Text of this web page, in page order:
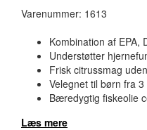
Varenummer: 1613
Kombination af EPA,
Understøtter
Frisk citrussmag
Velegnet til børn fra
Bæredygtig fiskeolie
Læs mere